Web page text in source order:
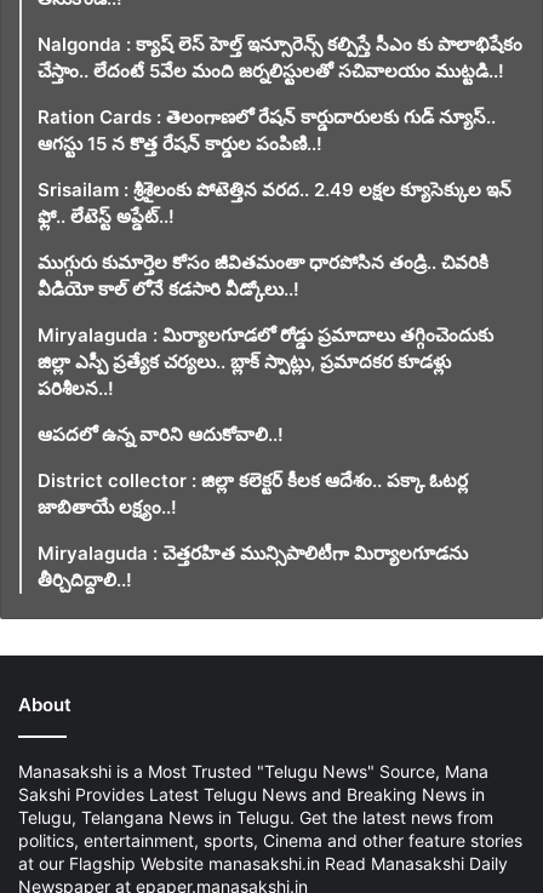
Nalgonda : క్యాష్ లెస్ హెల్త్ ఇన్సూరెన్స్ కల్పిస్తే సీఎం కు పాలాభిషేకం
చేస్తాం.. లేదంటే 5వేల మంది జర్నలిస్టులతో సచివాలయం ముట్టడి..!
Ration Cards : తెలంగాణలో రేషన్ కార్డుదారులకు గుడ్ న్యూస్..
ఆగస్టు 15 న కొత్త రేషన్ కార్డుల పంపిణి..!
Srisailam : శ్రీశైలంకు పోటెత్తిన వరద.. 2.49 లక్షల క్యూసెక్కుల ఇన్
ఫ్లో.. లేటెస్ట్ అప్డేట్..!
ముగ్గురు కుమార్తెల కోసం జీవితమంతా ధారపోసిన తండ్రి.. చివరికి
వీడియో కాల్ లోనే కడసారి వీడ్కోలు..!
Miryalaguda : మిర్యాలగూడలో రోడ్డు ప్రమాదాలు తగ్గించెందుకు
జిల్లా ఎస్పీ ప్రత్యేక చర్యలు.. బ్లాక్ స్పాట్లు, ప్రమాదకర కూడళ్లు
పరిశీలన..!
ఆపదలో ఉన్న వారిని ఆదుకోవాలి..!
District collector : జిల్లా కలెక్టర్ కీలక ఆదేశం.. పక్కా ఓటర్ల
జాబితాయే లక్ష్యం..!
Miryalaguda : చెత్తరహిత మున్సిపాలిటీగా మిర్యాలగూడను
తీర్చిదిద్దాలి..!
About
Manasakshi is a Most Trusted "Telugu News" Source, Mana
Sakshi Provides Latest Telugu News and Breaking News in
Telugu, Telangana News in Telugu. Get the latest news from
politics, entertainment, sports, Cinema and other feature stories
at our Flagship Website manasakshi.in Read Manasakshi Daily
Newspaper at epaper.manasakshi.in